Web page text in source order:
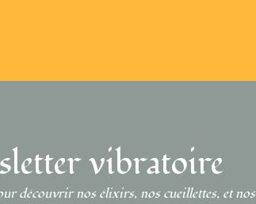
vibratoire
découvrir nos élixirs, nos cueillettes, et nos